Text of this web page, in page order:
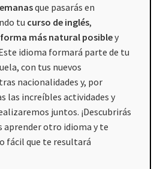
que pasarás en
tu curso de inglés,
más natural posibley
idioma formará parte de tu
con tus nuevos
nacionalidades y, por
las increíbles actividades y
juntos. ¡Descubrirás
aprender otro idioma y te
fácil que te resultará